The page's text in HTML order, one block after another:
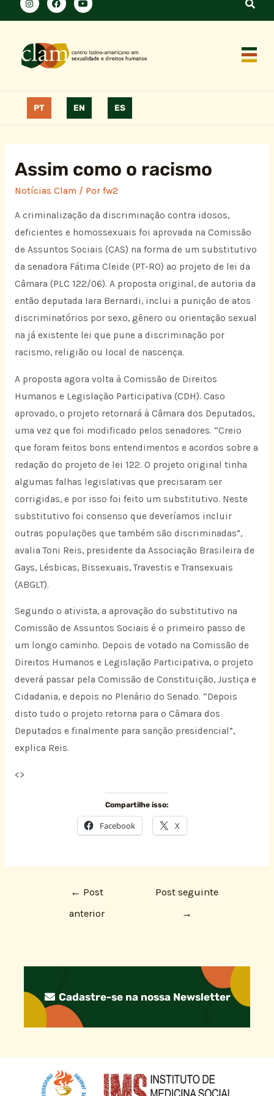
PT EN ES
Assim como o racismo
Notícias Clam/ Por fw2
A criminalização da discriminação contra idosos,
deficientes e homossexuais foi aprovada na Comissão
de Assuntos Sociais (CAS) na forma de um substitutivo
da senadora Fátima Cleide (PT-RO) ao projeto de lei da
Câmara (PLC 122/06). A proposta original, de autoria da
então deputada Iara Bernardi, inclui a punição de atos
discriminatórios por sexo, gênero ou orientação sexual
na já existente lei que pune a discriminação por
racismo, religião ou local de nascença.
A proposta agora volta à Comissão de Direitos
Humanos e Legislação Participativa (CDH). Caso
aprovado, o projeto retornará à Câmara dos Deputados,
uma vez que foi modificado pelos senadores. “Creio
que foram feitos bons entendimentos e acordos sobre a
redação do projeto de lei 122. O projeto original tinha
algumas falhas legislativas que precisaram ser
corrigidas, e por isso foi feito um substitutivo. Neste
substitutivo foi consenso que deveríamos incluir
outras populações que também são discriminadas”,
avalia Toni Reis, presidente da Associação Brasileira de
Gays, Lésbicas, Bissexuais, Travestis e Transexuais
(ABGLT).
Segundo o ativista, a aprovação do substitutivo na
Comissão de Assuntos Sociais é o primeiro passo de
um longo caminho. Depois de votado na Comissão de
Direitos Humanos e Legislação Participativa, o projeto
deverá passar pela Comissão de Constituição, Justiça e
Cidadania, e depois no Plenário do Senado. “Depois
disto tudo o projeto retorna para o Câmara dos
Deputados e finalmente para sanção presidencial”,
explica Reis.
<>
Compartilhe isso:
Facebook X
← Post
anterior
Post seguinte
→
Cadastre-se na nossa Newsletter